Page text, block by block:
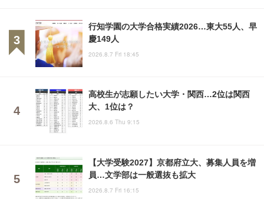
行知学園の大学合格実績2026…東大55人、早
慶149人
2026.8.7 Fri 18:45
高校生が志願したい大学・関西…2位は関西
大、1位は？
2026.8.6 Thu 9:15
【大学受験2027】京都府立大、募集人員を増
員…文学部は一般選抜も拡大
2026.8.7 Fri 16:15